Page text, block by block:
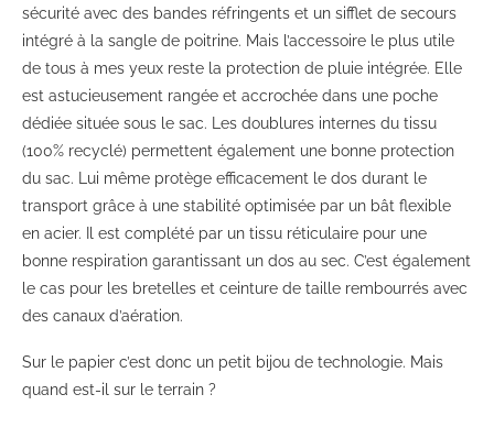
sécurité avec des bandes réfringents et un sifflet de secours
intégré à la sangle de poitrine. Mais l’accessoire le plus utile
de tous à mes yeux reste la protection de pluie intégrée. Elle
est astucieusement rangée et accrochée dans une poche
dédiée située sous le sac. Les doublures internes du tissu
(100% recyclé) permettent également une bonne protection
du sac. Lui même protège efficacement le dos durant le
transport grâce à une stabilité optimisée par un bât flexible
en acier. Il est complété par un tissu réticulaire pour une
bonne respiration garantissant un dos au sec. C’est également
le cas pour les bretelles et ceinture de taille rembourrés avec
des canaux d’aération.
Sur le papier c’est donc un petit bijou de technologie. Mais
quand est-il sur le terrain ?